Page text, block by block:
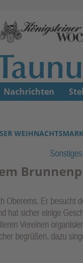
Zum Inhalt springen ↓
Sonstiges
Oberems. Er besucht
hat sicher einige
Vereinen
begrüßen, dazu
Nachrichten